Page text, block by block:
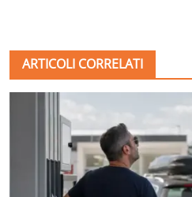
ARTICOLI CORRELATI